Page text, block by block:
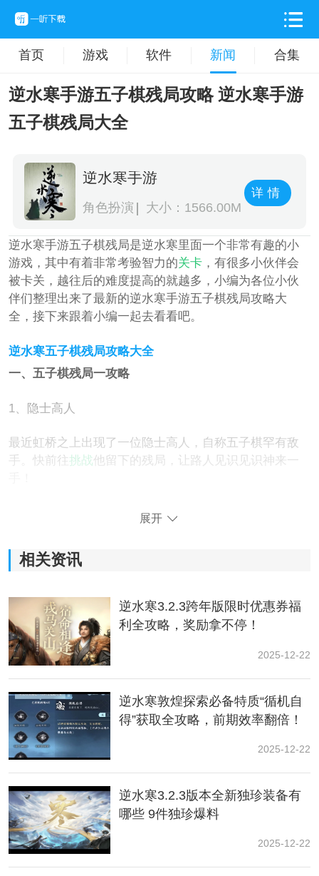
首页 游戏 软件 新闻 合集
逆水寒手游五子棋残局攻略 逆水寒手游
五子棋残局大全
逆水寒手游
角色扮演 大小：1566.00M
详情
逆水寒手游五子棋残局是逆水寒里面一个非常有趣的小
游戏，其中有着非常考验智力的关卡，有很多小伙伴会
被卡关，越往后的难度提高的就越多，小编为各位小伙
伴们整理出来了最新的逆水寒手游五子棋残局攻略大
全，接下来跟着小编一起去看看吧。
逆水寒五子棋残局攻略大全
一、五子棋残局一攻略
1、隐士高人
最近虹桥之上出现了一位隐士高人，自称五子棋罕有敌
手。快前往挑战他留下的残局，让路人见识见识神来一
二、五子棋残局二攻略
河坊街旁摆放着不知谁人留下的残局，棋子在棋盘之上
黑白交织，进行一场无声的厮杀。
五子棋残局二我们要面对的是一个神秘残局，具体解法
展开
相关资讯
逆水寒3.2.3跨年版限时优惠券福
利全攻略，奖励拿不停！
2025-12-22
逆水寒敦煌探索必备特质“循机自
得”获取全攻略，前期效率翻倍！
2025-12-22
逆水寒3.2.3版本全新独珍装备有
哪些 9件独珍爆料
2025-12-22